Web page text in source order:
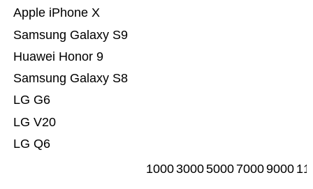
LG Q6
LG V20
LG G6
Samsung Galaxy S8
Huawei Honor 9
Samsung Galaxy S9
Apple iPhone X
100030005000 70009000